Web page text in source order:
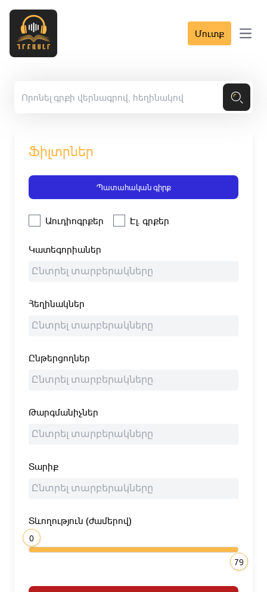
Մուտք Open
Ֆիլտրներ
Պատահական գիրք
Աուդիոգրքեր Էլ. գրքեր
Կատեգորիաներ
Հեղինակներ
Ընթերցողներ
Թարգմանիչներ
Տարիք
Տևողություն (ժամերով)
0
79